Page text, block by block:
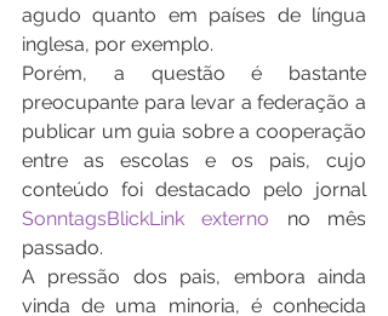
agudo quanto em países de língua
inglesa, por exemplo.
Porém, a questão é bastante
preocupante para levar a federação a
publicar um guia sobre a cooperação
entre as escolas e os pais, cujo
conteúdo foi destacado pelo jornal
SonntagsBlickLink externo no mês
passado.
A pressão dos pais, embora ainda
vinda de uma minoria, é conhecida